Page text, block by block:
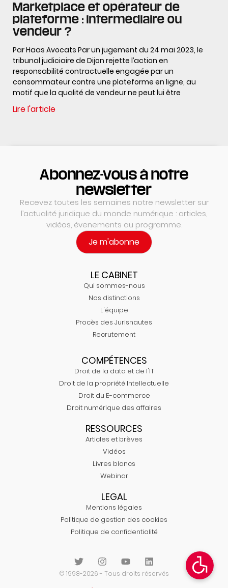
Marketplace et opérateur de
plateforme : intermédiaire ou
vendeur ?
Par Haas Avocats Par un jugement du 24 mai 2023, le
tribunal judiciaire de Dijon rejette l’action en
responsabilité contractuelle engagée par un
consommateur contre une plateforme en ligne, au
motif que la qualité de vendeur ne peut lui être
Lire l'article
Abonnez-vous à notre
newsletter
Recevez toutes les semaines notre newsletter sur
l’actualité juridique du monde numérique : articles,
vidéos, évenements au programme.
Je m'abonne
LE CABINET
Qui sommes-nous
Nos distinctions
L'équipe
Procès des Jurisnautes
Recrutement
COMPÉTENCES
Droit de la data et de l'IT
Droit de la propriété Intellectuelle
Droit du E-commerce
Droit numérique des affaires
RESSOURCES
Articles et brèves
Vidéos
Livres blancs
Webinar
LEGAL
Mentions légales
Politique de gestion des cookies
Politique de confidentialité
© 1998-2026 - Tous droits réservés